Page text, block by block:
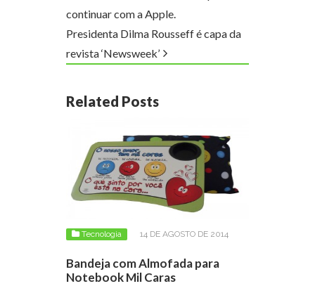
continuar com a Apple.
Presidenta Dilma Rousseff é capa da
revista ‘Newsweek’
Related Posts
Tecnologia 14 DE AGOSTO DE 2014
Bandeja com Almofada para
Notebook Mil Caras